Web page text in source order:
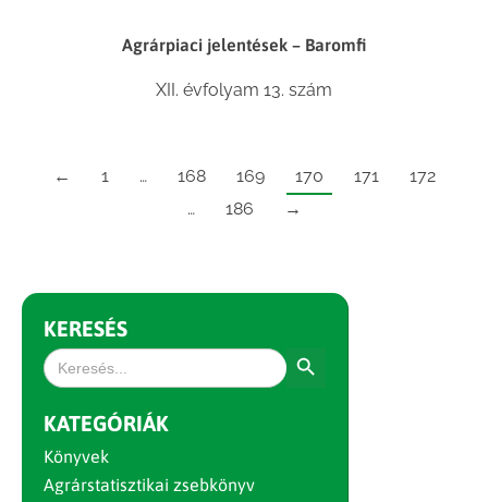
Agrárpiaci jelentések – Baromfi
XII. évfolyam 13. szám
← 1 … 168 169 170 171
172
…
186 →
KERESÉS
Search
for:
KATEGÓRIÁK
Könyvek
Agrárstatisztikai zsebkönyv